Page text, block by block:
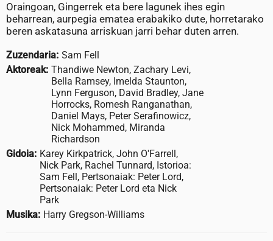
Oraingoan, Gingerrek eta bere lagunek ihes egin
beharrean, aurpegia ematea erabakiko dute, horretarako
beren askatasuna arriskuan jarri behar duten arren.
Zuzendaria: Sam Fell
Aktoreak: Thandiwe Newton, Zachary Levi,
Bella Ramsey, Imelda Staunton,
Lynn Ferguson, David Bradley, Jane
Horrocks, Romesh Ranganathan,
Daniel Mays, Peter Serafinowicz,
Nick Mohammed, Miranda
Richardson
Gidoia: Karey Kirkpatrick, John O'Farrell,
Nick Park, Rachel Tunnard, Istorioa:
Sam Fell, Pertsonaiak: Peter Lord,
Pertsonaiak: Peter Lord eta Nick
Park
Musika: Harry Gregson-Williams